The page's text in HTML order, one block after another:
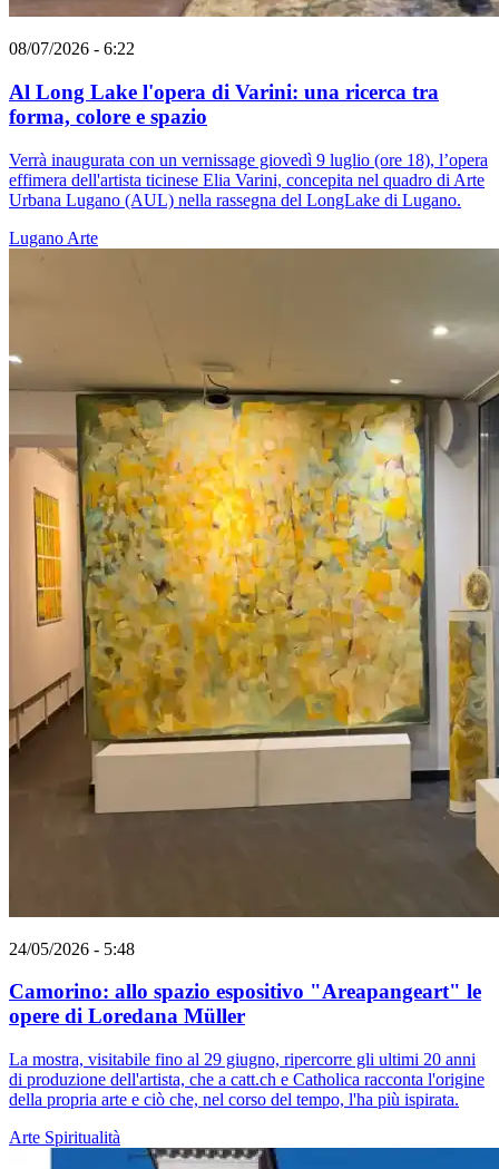
08/07/2026 - 6:22
Al Long Lake l'opera di Varini: una ricerca tra
forma, colore e spazio
Verrà inaugurata con un vernissage giovedì 9 luglio (ore 18), l’opera
effimera dell'artista ticinese Elia Varini, concepita nel quadro di Arte
Urbana Lugano (AUL) nella rassegna del LongLake di Lugano.
Lugano Arte
24/05/2026 - 5:48
Camorino: allo spazio espositivo "Areapangeart" le
opere di Loredana Müller
La mostra, visitabile fino al 29 giugno, ripercorre gli ultimi 20 anni
di produzione dell'artista, che a catt.ch e Catholica racconta l'origine
della propria arte e ciò che, nel corso del tempo, l'ha più ispirata.
Arte Spiritualità